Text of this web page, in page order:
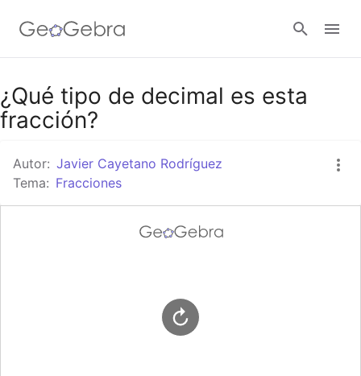
Google Classroom
Abrir sesión
¿Qué tipo de decimal es esta
fracción?
Autor: Javier Cayetano Rodríguez
Tema: Fracciones